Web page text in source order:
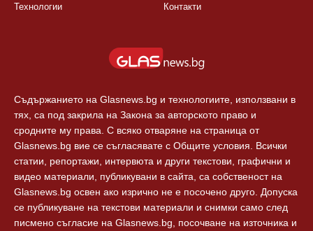
Технологии
Контакти
Съдържанието на Glasnews.bg и технологиите, използвани в
тях, са под закрила на Закона за авторското право и
сродните му права. С всяко отваряне на страница от
Glasnews.bg вие се съгласявате с Общите условия. Всички
статии, репортажи, интервюта и други текстови, графични и
видео материали, публикувани в сайта, са собственост на
Glasnews.bg освен ако изрично не е посочено друго. Допуска
се публикуване на текстови материали и снимки само след
писмено съгласие на Glasnews.bg, посочване на източника и